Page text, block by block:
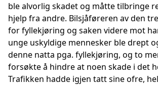
ble alvorlig skadet og måtte tilbringe
hjelp fra andre. Bilsjåføreren av den
for fyllekjøring og saken videre mot
unge uskyldige mennesker ble drept
denne natta pga. fyllekjøring, og to
forsøkte å hindre at noen skade i det
Trafikken hadde igjen tatt sine ofre,